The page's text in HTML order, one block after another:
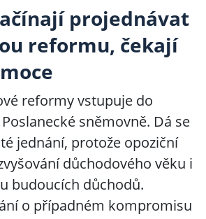
projednávat
reformu, čekají
reformy vstupuje do
sněmovně. Dá se
jednání, protože opoziční
důchodového věku i
budoucích důchodů.
o případném kompromisu